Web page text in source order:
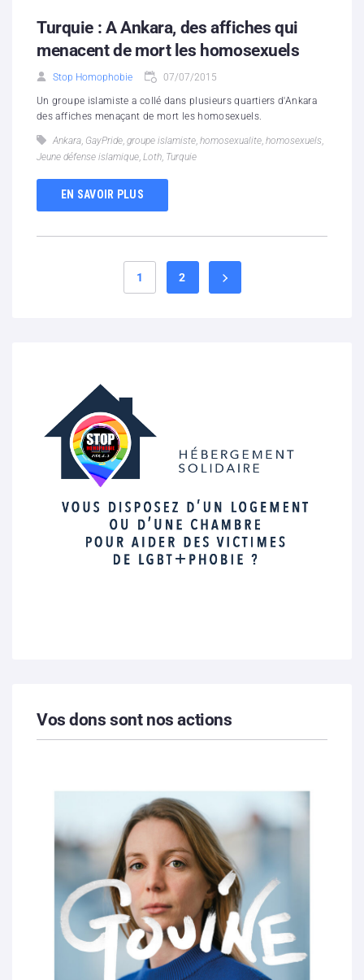
Turquie : A Ankara, des affiches qui
menacent de mort les homosexuels
Stop Homophobie 07/07/2015
Un groupe islamiste a collé dans plusieurs quartiers d'Ankara
des affiches menaçant de mort les homosexuels.
Ankara GayPride groupe islamiste homosexualite homosexuels
Jeune défense islamique Loth Turquie
EN SAVOIR PLUS
1 2
Vos dons sont nos actions